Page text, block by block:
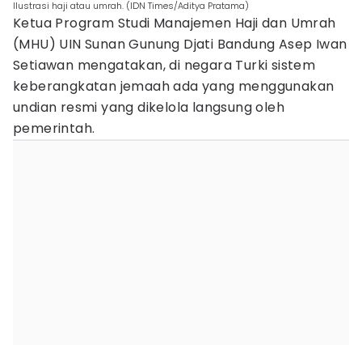
Ilustrasi haji atau umrah. (IDN Times/Aditya Pratama)
Ketua Program Studi Manajemen Haji dan Umrah
(MHU) UIN Sunan Gunung Djati Bandung Asep Iwan
Setiawan mengatakan, di negara Turki sistem
keberangkatan jemaah ada yang menggunakan
undian resmi yang dikelola langsung oleh
pemerintah.